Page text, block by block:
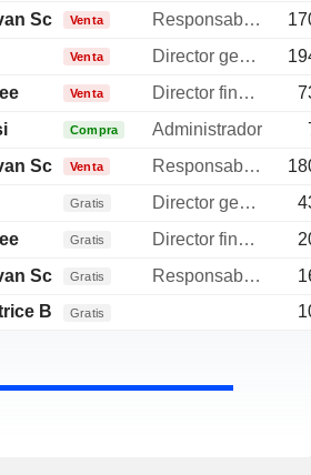
Schalkwyk
Venta Responsable de relaciones con inversores
Venta Director general
Venta Director financiero
Compra Administrador
Schalkwyk
Venta Responsable de relaciones con inversores
Gratis Director general
Gratis Director financiero
Schalkwyk
Gratis Responsable de relaciones con inversores
BealeGratis